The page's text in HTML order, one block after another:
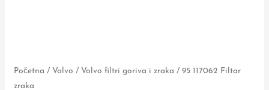
Početna / Volvo / Volvo filtri goriva i zraka / 95 117062 Filtar
zraka